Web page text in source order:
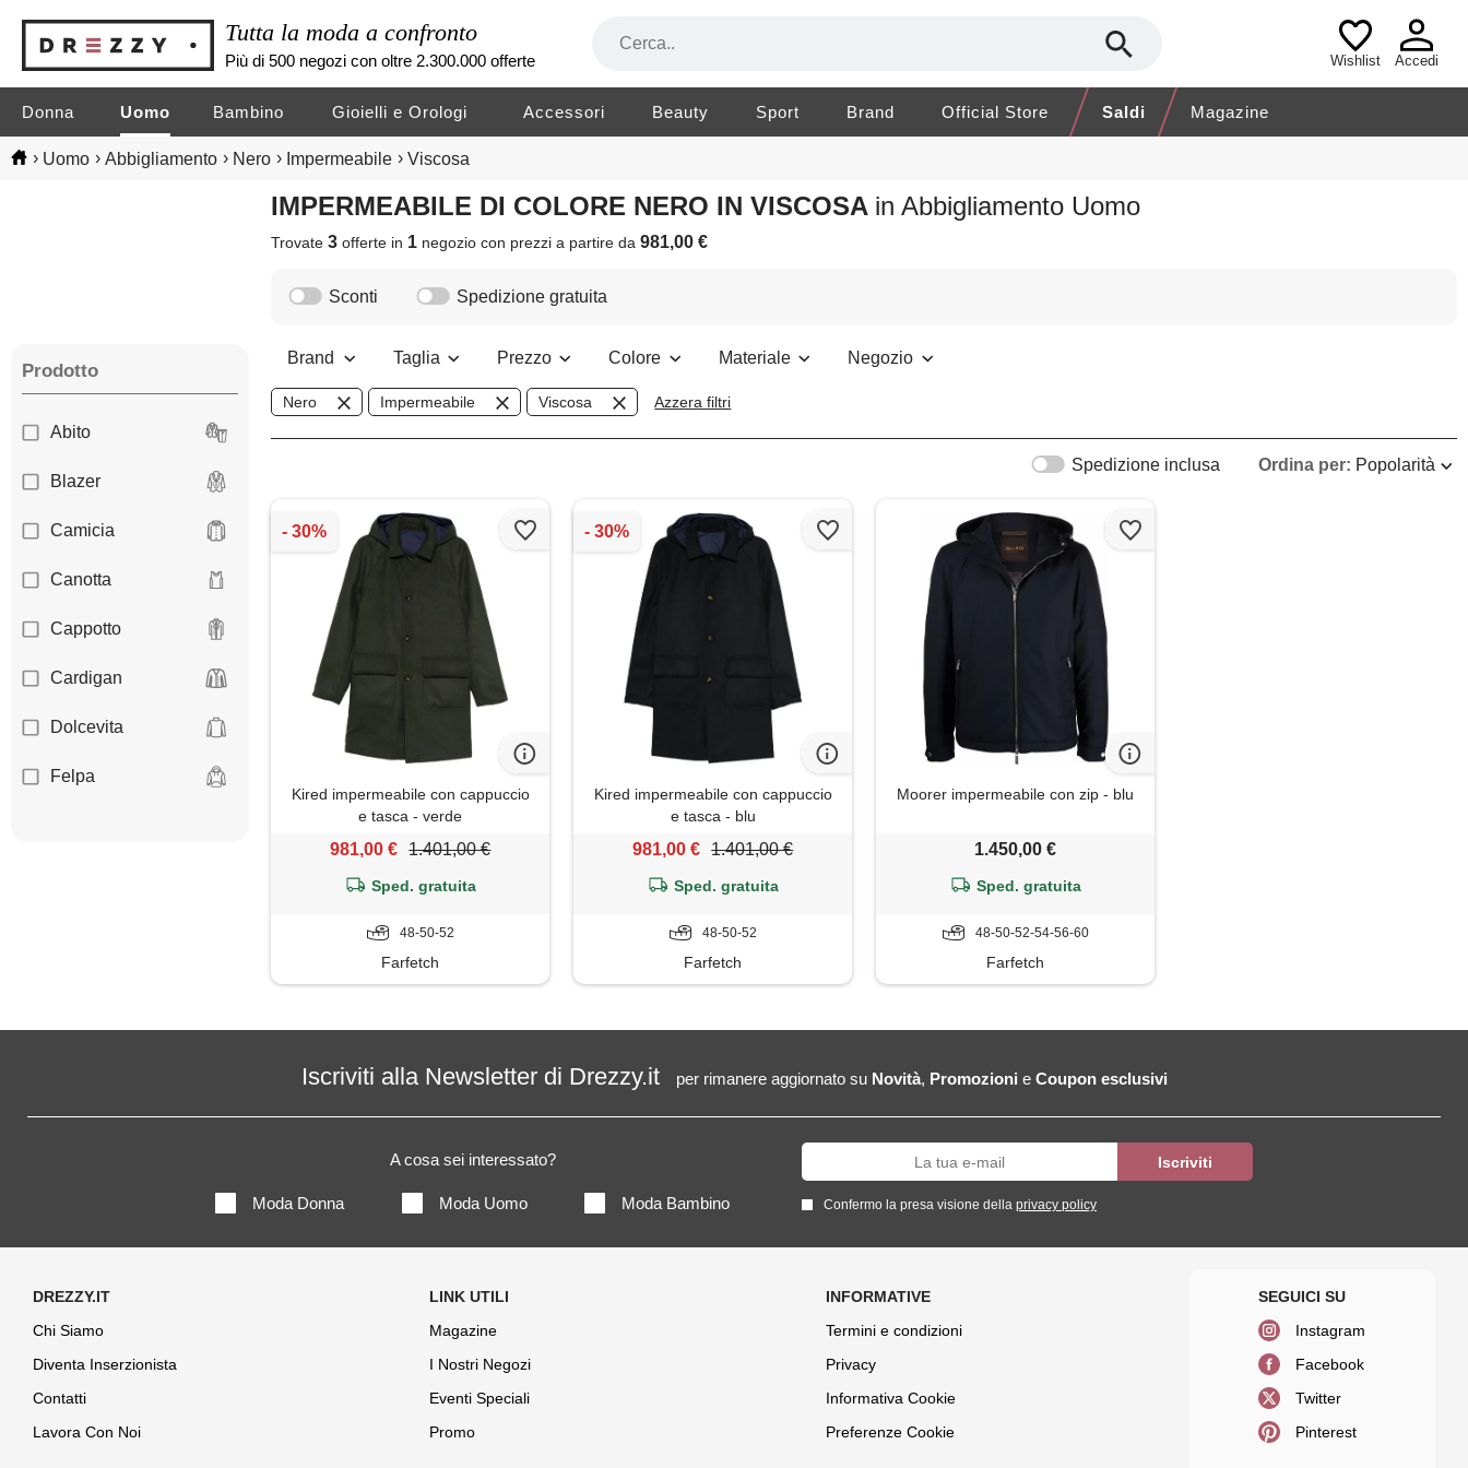
Tutta la moda a confronto
Più di 500 negozi con oltre 2.300.000 offerte Wishlist Accedi
Donna Uomo Bambino Gioielli e Orologi Accessori Beauty Sport Brand Official Store Saldi Magazine
› Uomo › Abbigliamento › Nero › Impermeabile › Viscosa
IMPERMEABILE DI COLORE NERO IN VISCOSA in Abbigliamento Uomo
Trovate3 offerte in 1 negoziocon prezzi a partire da981,00 €
Prodotto
Abito
Blazer
Camicia
Canotta
Cappotto
Cardigan
Dolcevita
Felpa
Maglia
Piumino
Sconti Spedizione gratuita
Brand Taglia Prezzo Colore Materiale Negozio
Nero Impermeabile Viscosa Azzera filtri
Ordina per: Popolarità
Spedizione inclusa
Kired impermeabile con cappuccio
e tasca - verde
981,00 € 1.401,00 €
Sped. gratuita
48-50-52
Farfetch
Kired impermeabile con cappuccio
e tasca - blu
981,00 € 1.401,00 €
Sped. gratuita
48-50-52
Farfetch
Moorer impermeabile con zip - blu
1.450,00 €
Sped. gratuita
48-50-52-54-56-60
Farfetch
Iscriviti alla Newsletter di Drezzy.it per rimanere aggiornato su Novità, Promozioni e Coupon esclusivi
A cosa sei interessato?
Moda Donna Moda Uomo Moda Bambino Confermo la presa visione della privacy policy
Chi Siamo
Diventa Inserzionista
Contatti
Lavora Con Noi
Magazine
I Nostri Negozi
Eventi Speciali
Promo
Termini e condizioni
Privacy
Informativa Cookie
Preferenze Cookie
Instagram
Facebook
Twitter
Pinterest